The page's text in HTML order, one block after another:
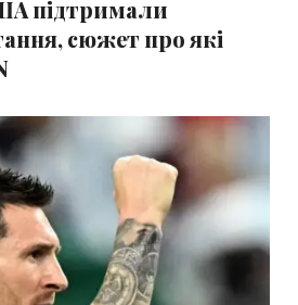
підтримали
сюжет про які